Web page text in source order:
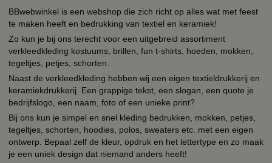
BBwebwinkel is een webshop die zich richt op alles wat met feest
te maken heeft en bedrukking van textiel en keramiek!
Zo kun je bij ons terecht voor een uitgebreid assortiment
verkleedkleding kostuums, brillen, fun t-shirts, hoeden, mokken,
tegeltjes, petjes, schorten.
Naast de verkleedkleding hebben wij een eigen textieldrukkerij en
keramiekdrukkerij. Een grappige tekst, een slogan, een quote je
bedrijfslogo, een naam, foto of een unieke print?
Bij ons kun je simpel en snel kleding bedrukken, mokken, petjes,
tegeltjes, schorten, hoodies, polos, sweaters etc. met een eigen
ontwerp. Bepaal zelf de kleur, opdruk en het lettertype en zo maak
je een uniek design dat niemand anders heeft!